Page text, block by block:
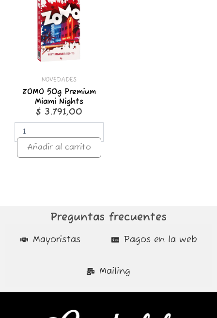
NOVEDADES
ZOMO 50g Premium
Miami Nights
$ 3.791,00
Premium
cantidad
Añadir al carrito
Preguntas frecuentes
Mayoristas Pagos en la web
Mailing